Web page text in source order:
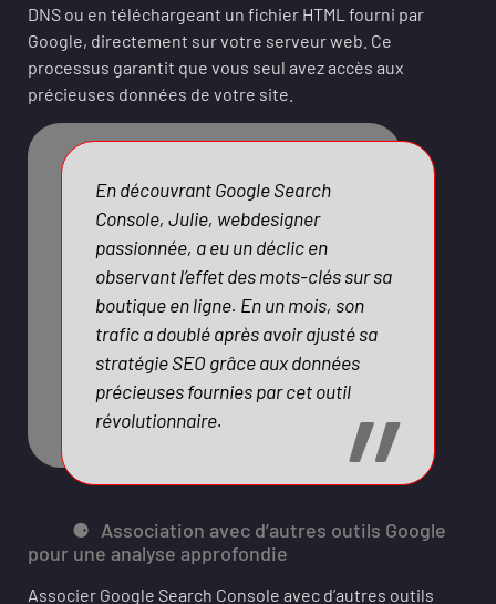
DNS ou en téléchargeant un fichier HTML fourni par
Google, directement sur votre serveur web. Ce
processus garantit que vous seul avez accès aux
précieuses données de votre site.
En découvrant Google Search
Console, Julie, webdesigner
passionnée, a eu un déclic en
observant l’effet des mots-clés sur sa
boutique en ligne. En un mois, son
trafic a doublé après avoir ajusté sa
stratégie SEO grâce aux données
précieuses fournies par cet outil
révolutionnaire.
Association avec d’autres outils Google
pour une analyse approfondie
Associer Google Search Console avec d’autres outils